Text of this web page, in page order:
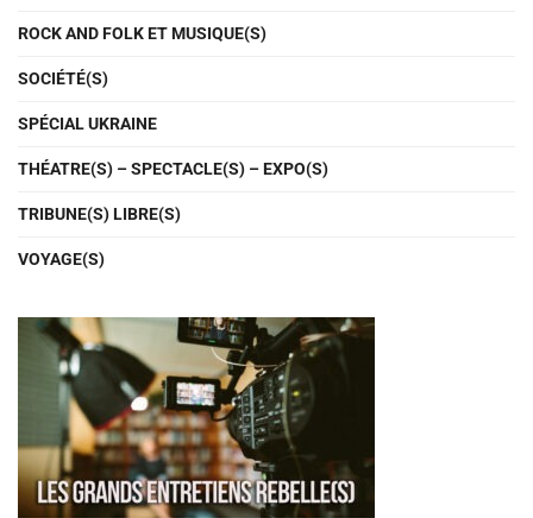
ROCK AND FOLK ET MUSIQUE(S)
SOCIÉTÉ(S)
SPÉCIAL UKRAINE
THÉATRE(S) – SPECTACLE(S) – EXPO(S)
TRIBUNE(S) LIBRE(S)
VOYAGE(S)